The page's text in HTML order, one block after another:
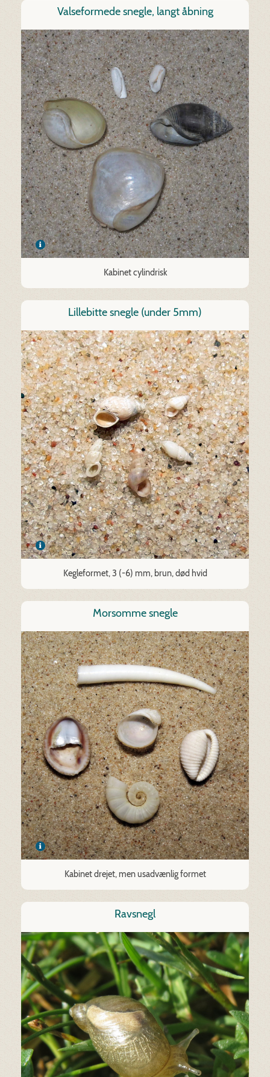
Valseformede snegle, langt åbning
Kabinet cylindrisk
Lillebitte snegle (under 5mm)
Kegleformet, 3 (-6) mm, brun, død hvid
Morsomme snegle
Kabinet drejet, men usadvænlig formet
Ravsnegl